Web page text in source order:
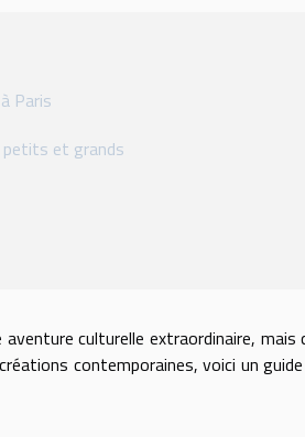
Paris
petits et grands
culturelle extraordinaire,
contemporaines, voici un